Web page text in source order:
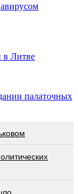
в Литве
палаточных